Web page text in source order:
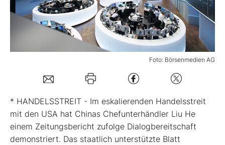
Mein B:O
Folgen Sie uns
Kontakt
Foto: Börsenmedien AG
* HANDELSSTREIT - Im eskalierenden Handelsstreit
mit den USA hat Chinas Chefunterhändler Liu He
einem Zeitungsbericht zufolge Dialogbereitschaft
demonstriert. Das staatlich unterstützte Blatt